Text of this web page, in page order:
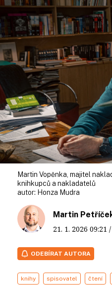
Martin Vopěnka, majitel
knihkupců a nakladatelů
autor: Honza Mudra
Martin
21. 1. 2026 09:21
ODEBÍRAT AUTORA
knihy spisovatel čtení